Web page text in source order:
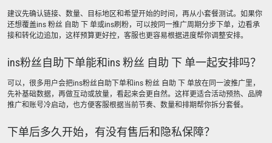
建议先确认链接、数量、目标地区和希望开始的时间，再从小套餐测试。如果你
还想覆盖ins 粉丝 自助 下 单或ins刷粉，可以按同一推广周期分步下单，边看承
接和转化边追加，这样预算更好控，客服也更容易根据进度帮你调整安排。
ins粉丝自助下单能和ins 粉丝 自助 下 单一起安排吗？
可以，很多用户会把ins粉丝自助下单和ins 粉丝 自助 下 单放在同一波推广里，
先补基础数据，再做互动或放量，看起来会更自然。这样更适合活动预热、品牌
推广和账号冷启动，也方便客服根据当前节奏、数量和排期帮你拆分套餐。
下单后多久开始，有没有售后和隐私保障？